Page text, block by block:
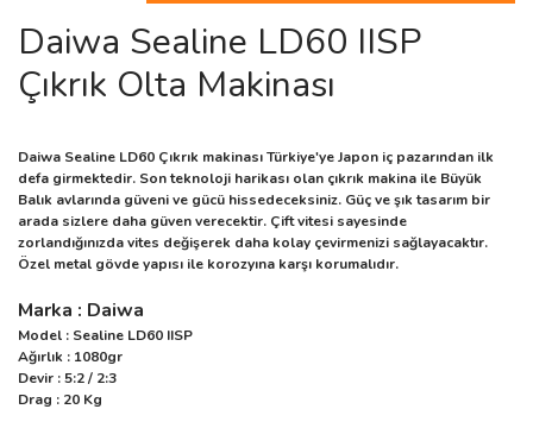
Daiwa Sealine LD60 IISP
Çıkrık Olta Makinası
Daiwa Sealine LD60 Çıkrık makinası Türkiye'ye Japon iç pazarından ilk
defa girmektedir. Son teknoloji harikası olan çıkrık makina ile Büyük
Balık avlarında güveni ve gücü hissedeceksiniz. Güç ve şık tasarım bir
arada sizlere daha güven verecektir. Çift vitesi sayesinde
zorlandığınızda vites değişerek daha kolay çevirmenizi sağlayacaktır.
Özel metal gövde yapısı ile korozyına karşı korumalıdır.
Marka : Daiwa
Model : Sealine LD60 IISP
Ağırlık : 1080gr
Devir : 5:2 / 2:3
Drag : 20 Kg